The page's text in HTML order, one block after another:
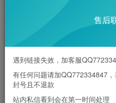
售后
遇到链接失效，加客服
有任何问题请加QQ772334847
封号且不退款
站内私信看到会在第一时间处理